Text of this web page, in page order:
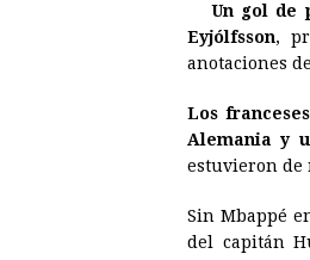
o
o
Un gol de
Eyjólfsson,
anotaciones
Los
Alemania y
estuvieron de
Sin Mbappé
del capitán